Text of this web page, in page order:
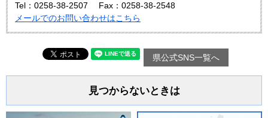
Tel：0258-38-2507
Fax：0258-38-2548
メールでのお問い合わせはこちら
県公式SNS一覧へ
見つからないときは